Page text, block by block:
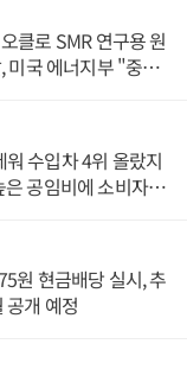
클로 SMR 연구용 원
미국 에너지부 "중요
수입차 4위 올랐지
은 공임비에 소비자
원 현금배당 실시, 추
공개 예정